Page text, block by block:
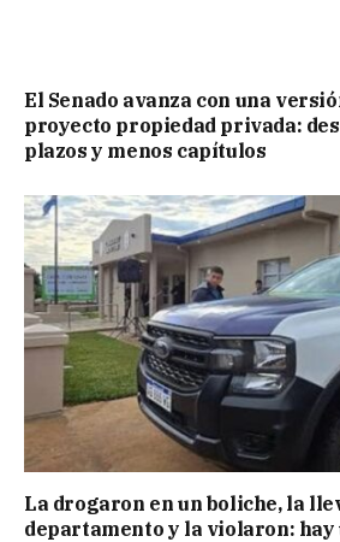
El Senado avanza con una
proyecto propiedad privada:
plazos y menos capítulos
La drogaron en un boliche, la
departamento y la violaron: hay